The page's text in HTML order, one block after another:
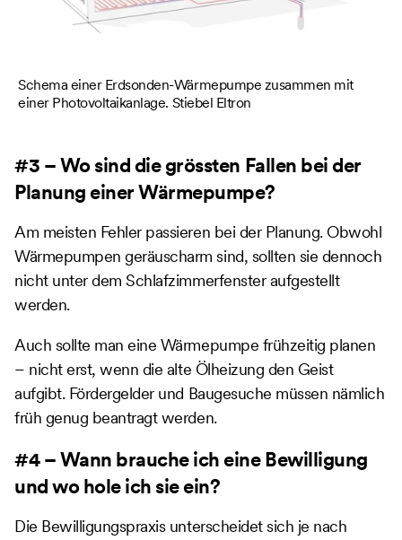
Schema einer Erdsonden-Wärmepumpe zusammen mit
einer Photovoltaikanlage. Stiebel Eltron
#3 – Wo sind die grössten Fallen bei der
Planung einer Wärmepumpe?
Am meisten Fehler passieren bei der Planung. Obwohl
Wärmepumpen geräuscharm sind, sollten sie dennoch
nicht unter dem Schlafzimmerfenster aufgestellt
werden.
Auch sollte man eine Wärmepumpe frühzeitig planen
– nicht erst, wenn die alte Ölheizung den Geist
aufgibt. Fördergelder und Baugesuche müssen nämlich
früh genug beantragt werden.
#4 – Wann brauche ich eine Bewilligung
und wo hole ich sie ein?
Die Bewilligungspraxis unterscheidet sich je nach